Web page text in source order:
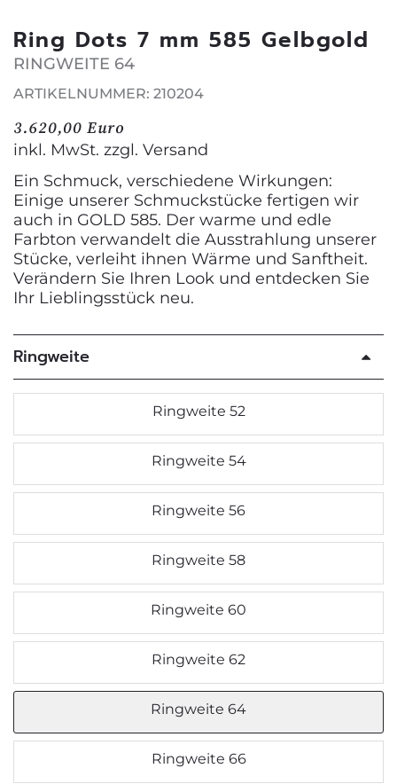
Ring Dots 7 mm 585 Gelbgold
RINGWEITE 64
ARTIKELNUMMER: 210204
3.620,00 Euro
inkl. MwSt. zzgl. Versand
Ein Schmuck, verschiedene Wirkungen:
Einige unserer Schmuckstücke fertigen wir
auch in GOLD 585. Der warme und edle
Farbton verwandelt die Ausstrahlung unserer
Stücke, verleiht ihnen Wärme und Sanftheit.
Verändern Sie Ihren Look und entdecken Sie
Ihr Lieblingsstück neu.
Ringweite
Ringweite 52
Ringweite 54
Ringweite 56
Ringweite 58
Ringweite 60
Ringweite 62
Ringweite 64
Ringweite 66